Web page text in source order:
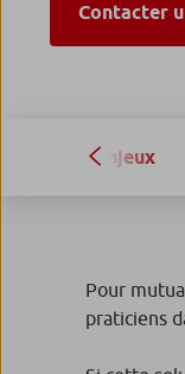
Contacter
Enjeux
Pour
praticiens